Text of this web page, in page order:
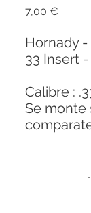
7,00 €
Hornady
33 Insert -
Calibre :
Se monte